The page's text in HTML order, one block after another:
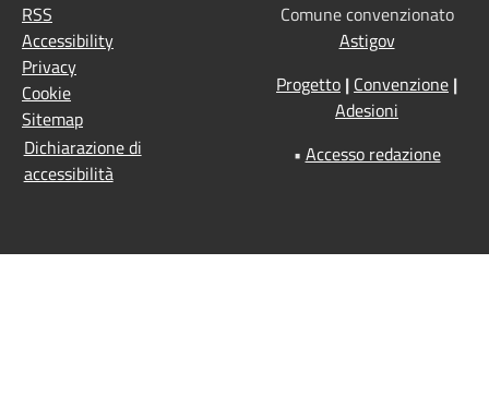
RSS
Accessibility
Privacy
Cookie
Sitemap
Dichiarazione di
accessibilità
Comune convenzionato
Astigov
Progetto | Convenzione |
Adesioni
• Accesso redazione